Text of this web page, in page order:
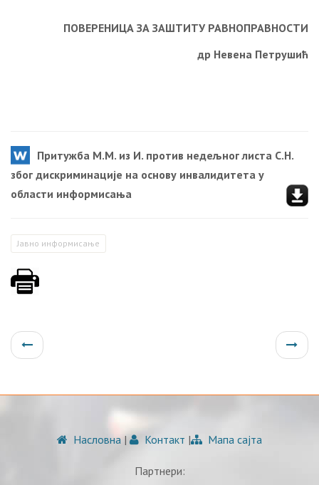
ПОВЕРЕНИЦА ЗА ЗАШТИТУ РАВНОПРАВНОСТИ
др Невена Петрушић
Притужба М.М. из И. против недељног листа С.Н.
због дискриминације на основу инвалидитета у
области информисања
Јавно информисање
Насловна| Контакт | Мапа сајта
Партнери: